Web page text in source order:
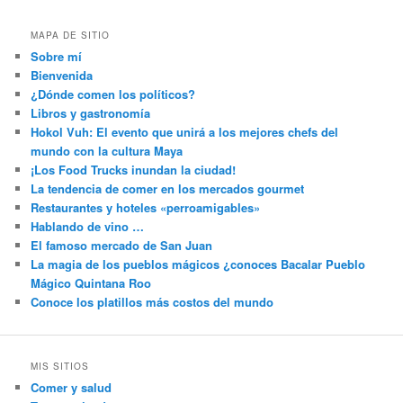
MAPA DE SITIO
Sobre mí
Bienvenida
¿Dónde comen los políticos?
Libros y gastronomía
Hokol Vuh: El evento que unirá a los mejores chefs del
mundo con la cultura Maya
¡Los Food Trucks inundan la ciudad!
La tendencia de comer en los mercados gourmet
Restaurantes y hoteles «perroamigables»
Hablando de vino …
El famoso mercado de San Juan
La magia de los pueblos mágicos ¿conoces Bacalar Pueblo
Mágico Quintana Roo
Conoce los platillos más costos del mundo
MIS SITIOS
Comer y salud